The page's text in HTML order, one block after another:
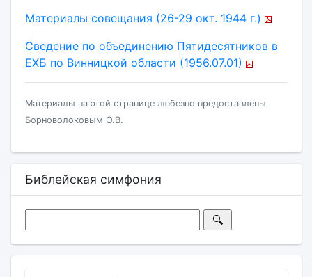
Материалы совещания (26-29 окт. 1944 г.)
Сведение по объединению Пятидесятников в
ЕХБ по Винницкой области (1956.07.01)
Материалы на этой странице любезно предоставлены
Борноволоковым О.В.
Библейская симфония